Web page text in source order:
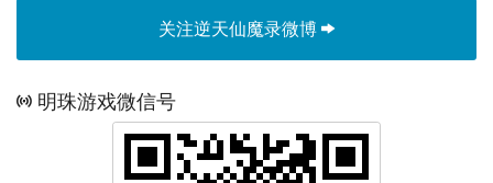
关注逆天仙魔录微博
明珠游戏微信号